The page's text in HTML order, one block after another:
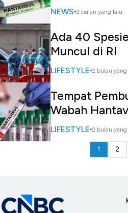
NEWS 2 bulan yang lalu
Ada 40
Muncul di RI
LIFESTYLE 2 bulan yang
Tempat
Wabah
LIFESTYLE 2 bulan yang
1 2